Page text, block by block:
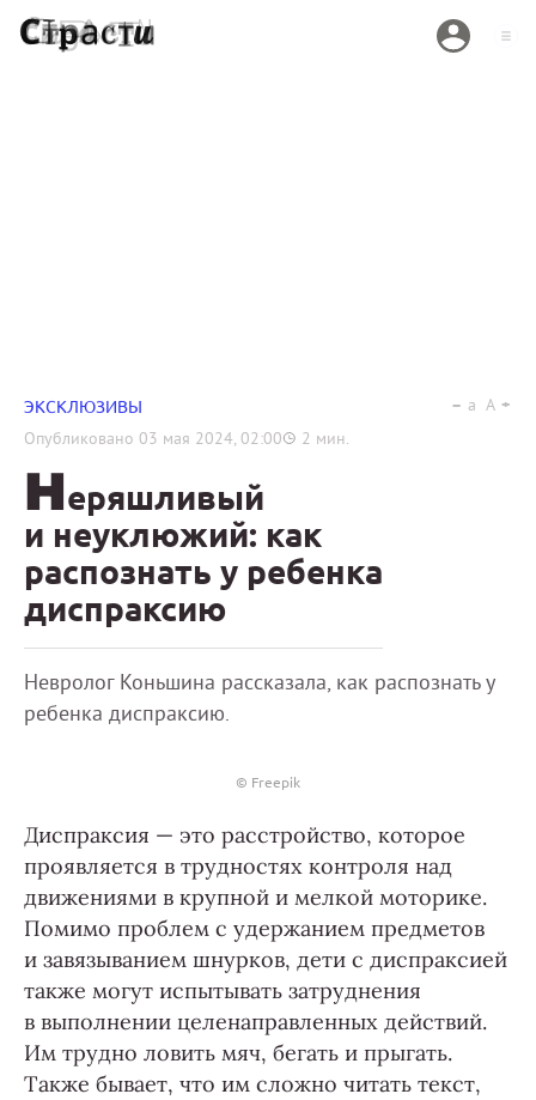
ЭКСКЛЮЗИВЫ
Опубликовано 03 мая 2024, 02:00 2 мин.
a A
Неряшливый
и неуклюжий: как
распознать у ребенка
диспраксию
Невролог Коньшина рассказала, как распознать у
ребенка диспраксию.
© Freepik
Диспраксия — это расстройство, которое
проявляется в трудностях контроля над
движениями в крупной и мелкой моторике.
Помимо проблем с удержанием предметов
и завязыванием шнурков, дети с диспраксией
также могут испытывать затруднения
в выполнении целенаправленных действий.
Им трудно ловить мяч, бегать и прыгать.
Также бывает, что им сложно читать текст,